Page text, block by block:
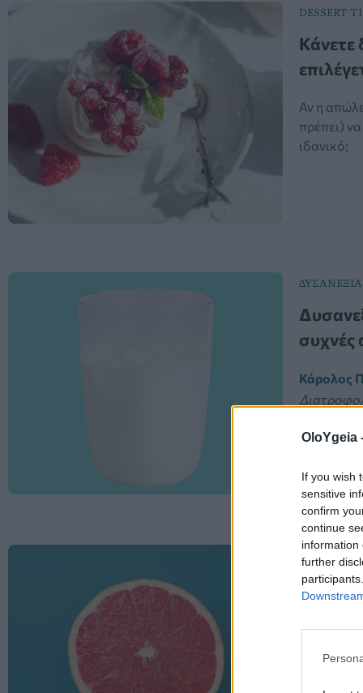
OloYgeia
If you wish
sensitive
confirm
continue
information
further
DESSERT
Κάνετε
Αν η
πρέπει)
ιδανικό;
ΔΥΣΑΝΕΞΙΑ
συχνές
Κάρολος
γάλα και
Πότε ο
σας